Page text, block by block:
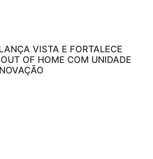
VISTA E FORTALECE
OF HOME COM UNIDADE